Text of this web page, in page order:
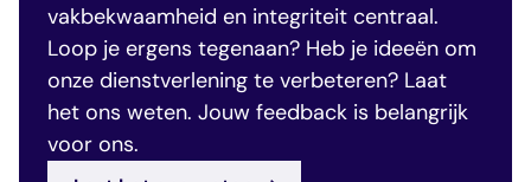
vakbekwaamheid en integriteit centraal.
Loop je ergens tegenaan? Heb je ideeën om
onze dienstverlening te verbeteren? Laat
het ons weten. Jouw feedback is belangrijk
voor ons.